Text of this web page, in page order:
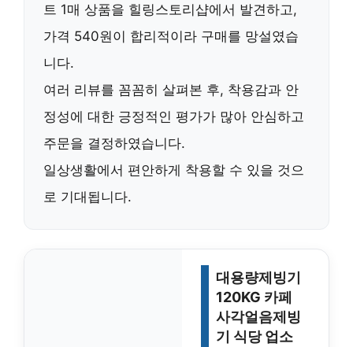
트 1매 상품을 힐링스토리샵에서 발견하고,
가격 540원이 합리적이라 구매를 망설였습
니다.
여러 리뷰를 꼼꼼히 살펴본 후, 착용감과 안
정성에 대한 긍정적인 평가가 많아 안심하고
주문을 결정하였습니다.
일상생활에서 편안하게 착용할 수 있을 것으
로 기대됩니다.
대용량제빙기
120KG 카페
사각얼음제빙
기 식당 업소